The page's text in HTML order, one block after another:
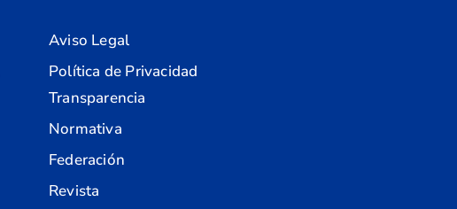
Aviso Legal
Política de Privacidad
Transparencia
Normativa
Federación
Revista